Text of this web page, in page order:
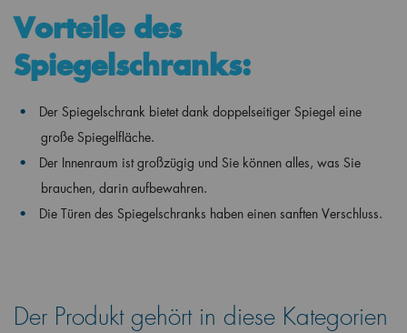
Vorteile des
Spiegelschranks:
Der Spiegelschrank bietet dank doppelseitiger Spiegel eine
große Spiegelfläche.
Der Innenraum ist großzügig und Sie können alles, was Sie
brauchen, darin aufbewahren.
Die Türen des Spiegelschranks haben einen sanften Verschluss.
Der Produkt gehört in diese Kategorien